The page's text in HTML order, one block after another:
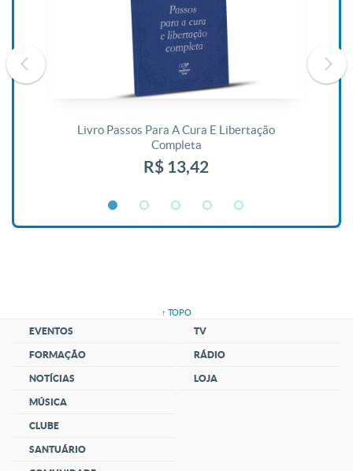
Livro Passos Para A Cura E Libertação
Completa
R$ 13,42
↑ TOPO
EVENTOS
FORMAÇÃO
NOTÍCIAS
MÚSICA
CLUBE
SANTUÁRIO
TV
RÁDIO
LOJA